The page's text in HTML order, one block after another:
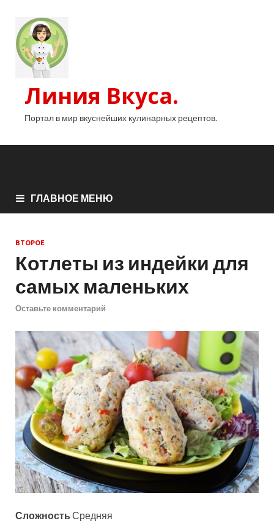
Линия Вкуса.
Портал в мир вкуснейших кулинарных рецептов.
ГЛАВНОЕ МЕНЮ
ВТОРОЕ
Котлеты из индейки для
самых маленьких
Оставьте комментарий
Сложность Средняя